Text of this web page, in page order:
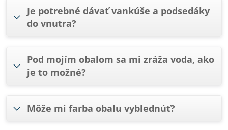
Je potrebné dávať vankúše a podsedáky
do vnutra?
Pod mojím obalom sa mi zráža voda, ako
je to možné?
Môže mi farba obalu vyblednúť?